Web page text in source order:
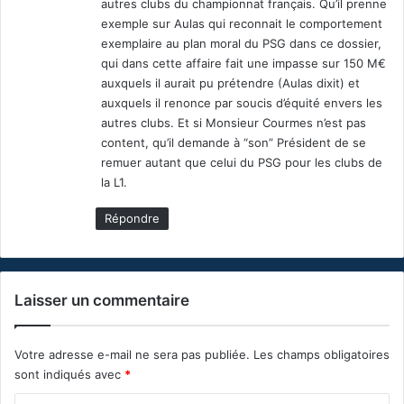
autres clubs du championnat français. Qu’il prenne
exemple sur Aulas qui reconnait le comportement
exemplaire au plan moral du PSG dans ce dossier,
qui dans cette affaire fait une impasse sur 150 M€
auxquels il aurait pu prétendre (Aulas dixit) et
auxquels il renonce par soucis d’équité envers les
autres clubs. Et si Monsieur Courmes n’est pas
content, qu’il demande à “son” Président de se
remuer autant que celui du PSG pour les clubs de
la L1.
Répondre
Laisser un commentaire
Votre adresse e-mail ne sera pas publiée. Les champs obligatoires
sont indiqués avec *